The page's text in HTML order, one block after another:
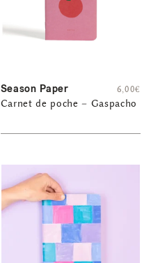
Season Paper
Carnet de poche – Gaspacho
6,00€